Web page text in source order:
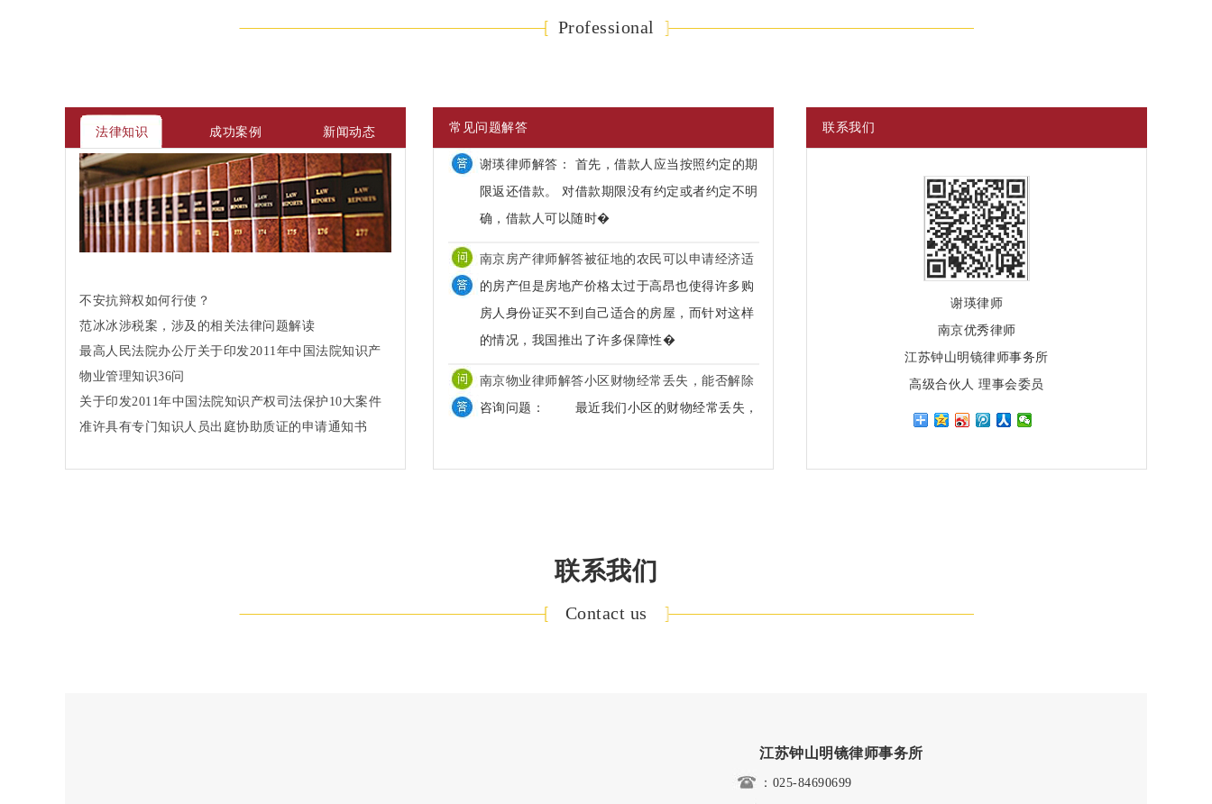
Professional
法律知识 成功案例 新闻动态
不安抗辩权如何行使？
范冰冰涉税案，涉及的相关法律问题解读
最高人民法院办公厅关于印发2011年中国法院知识产
权司法保护10大案件和50件典型案例的通知
物业管理知识36问
关于印发2011年中国法院知识产权司法保护10大案件
和50件典型案例的通知法办〔2012〕91号
准许具有专门知识人员出庭协助质证的申请通知书
常见问题解答
南京房产律师解答被征地的农民可以申请经济适
用房吗？
的房产但是房地产价格太过于高昂也使得许多购
房人身份证买不到自己适合的房屋，而针对这样
南京物业律师解答小区财物经常丢失，能否解除
物业服务合同关系
咨询问题： 最近我们小区的财物经常丢失，
大家觉得小区的物业部给力，只拿钱，不办事，
南京物业诉讼律师解答催缴物业费的诉讼时效如
费，今年7月，凤城物业公司将其告上法庭。 张
谢瑛律师解答： 首先，借款人应当按照约定的期
联系我们
谢瑛律师
南京优秀律师
江苏钟山明镜律师事务所
高级合伙人 理事会委员
联系我们
Contact us
江苏钟山明镜律师事务所
：025-84690699